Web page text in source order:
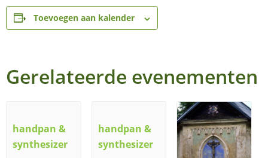
Toevoegen aan kalender
Gerelateerde evenementen
handpan &
synthesizer
handpan &
synthesizer